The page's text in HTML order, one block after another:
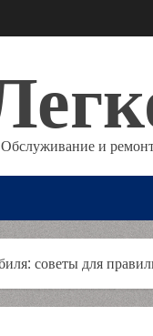
и
советы для